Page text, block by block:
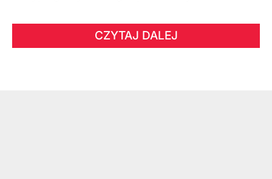
CZYTAJ DALEJ